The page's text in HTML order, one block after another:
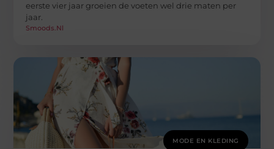
eerste vier jaar groeien de voeten wel drie maten per
jaar.
Smoods.nl
MODE EN KLEDING